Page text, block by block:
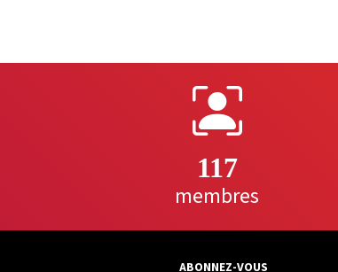
117
membres
ABONNEZ-VOUS